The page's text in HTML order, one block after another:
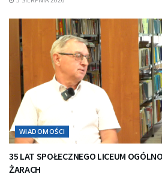
WIADOMOŚCI
35 LAT SPOŁECZNEGO LICEUM
ŻARACH